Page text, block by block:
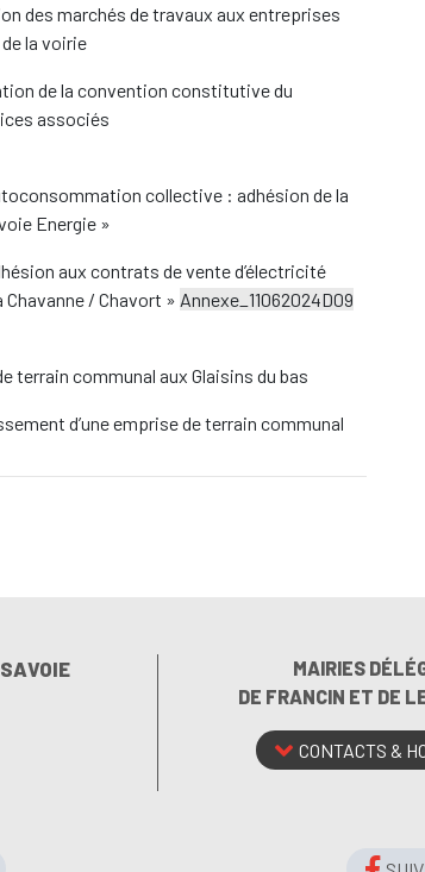
des marchés de travaux aux entreprises
la voirie
de la convention constitutive du
associés
collective : adhésion de la
Energie »
aux contrats de vente d’électricité
/ Chavort » Annexe_11062024D09
terrain communal aux Glaisins du bas
d’une emprise de terrain communal
MAIRIES
DE FRANCIN ET DE
CONTACTS &